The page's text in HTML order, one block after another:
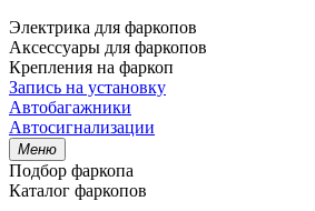
Электрика для фаркопов
Аксессуары для фаркопов
Крепления на фаркоп
Запись на установку
Автобагажники
Автосигнализации
Меню
Подбор фаркопа
Каталог фаркопов